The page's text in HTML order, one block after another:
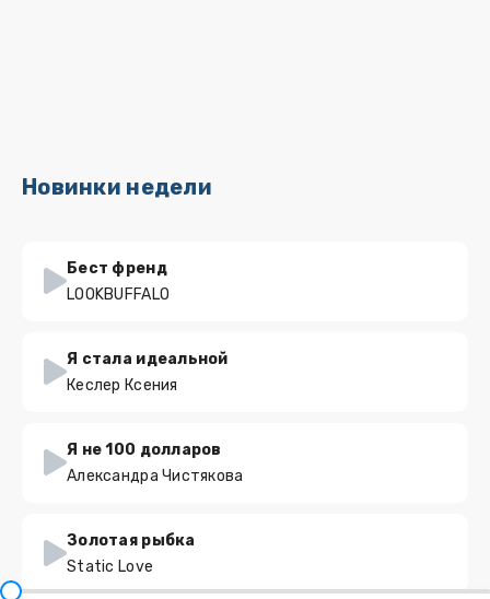
Новинки недели
Бест френд
LOOKBUFFALO
Я стала идеальной
Кеслер Ксения
Я не 100 долларов
Александра Чистякова
Золотая рыбка
Static Love